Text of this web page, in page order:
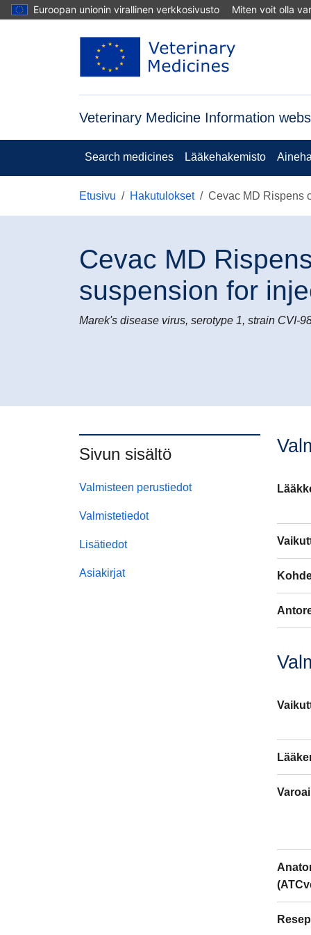
Hyppää pääsisältöön
Euroopan unionin virallinen verkkosivusto Miten voit olla
Veterinary Medicine Information
Search medicines Lääkehakemisto
Etusivu Hakutulokset Cevac MD Rispens
Cevac MD
suspension for
Marek's disease virus, serotype 1, strain CVI-
Sivun sisältö
Valmisteen perustiedot
Valmistetiedot
Lisätiedot
Asiakirjat